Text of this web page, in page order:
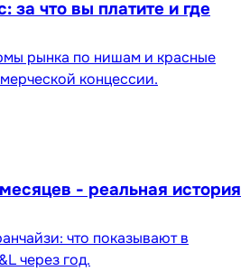
за что вы платите и где
рынка по нишам и красные
концессии.
- реальная история
что показывают в
через год.